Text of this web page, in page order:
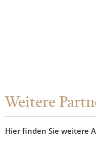
Weitere
Hier finden Sie weitere